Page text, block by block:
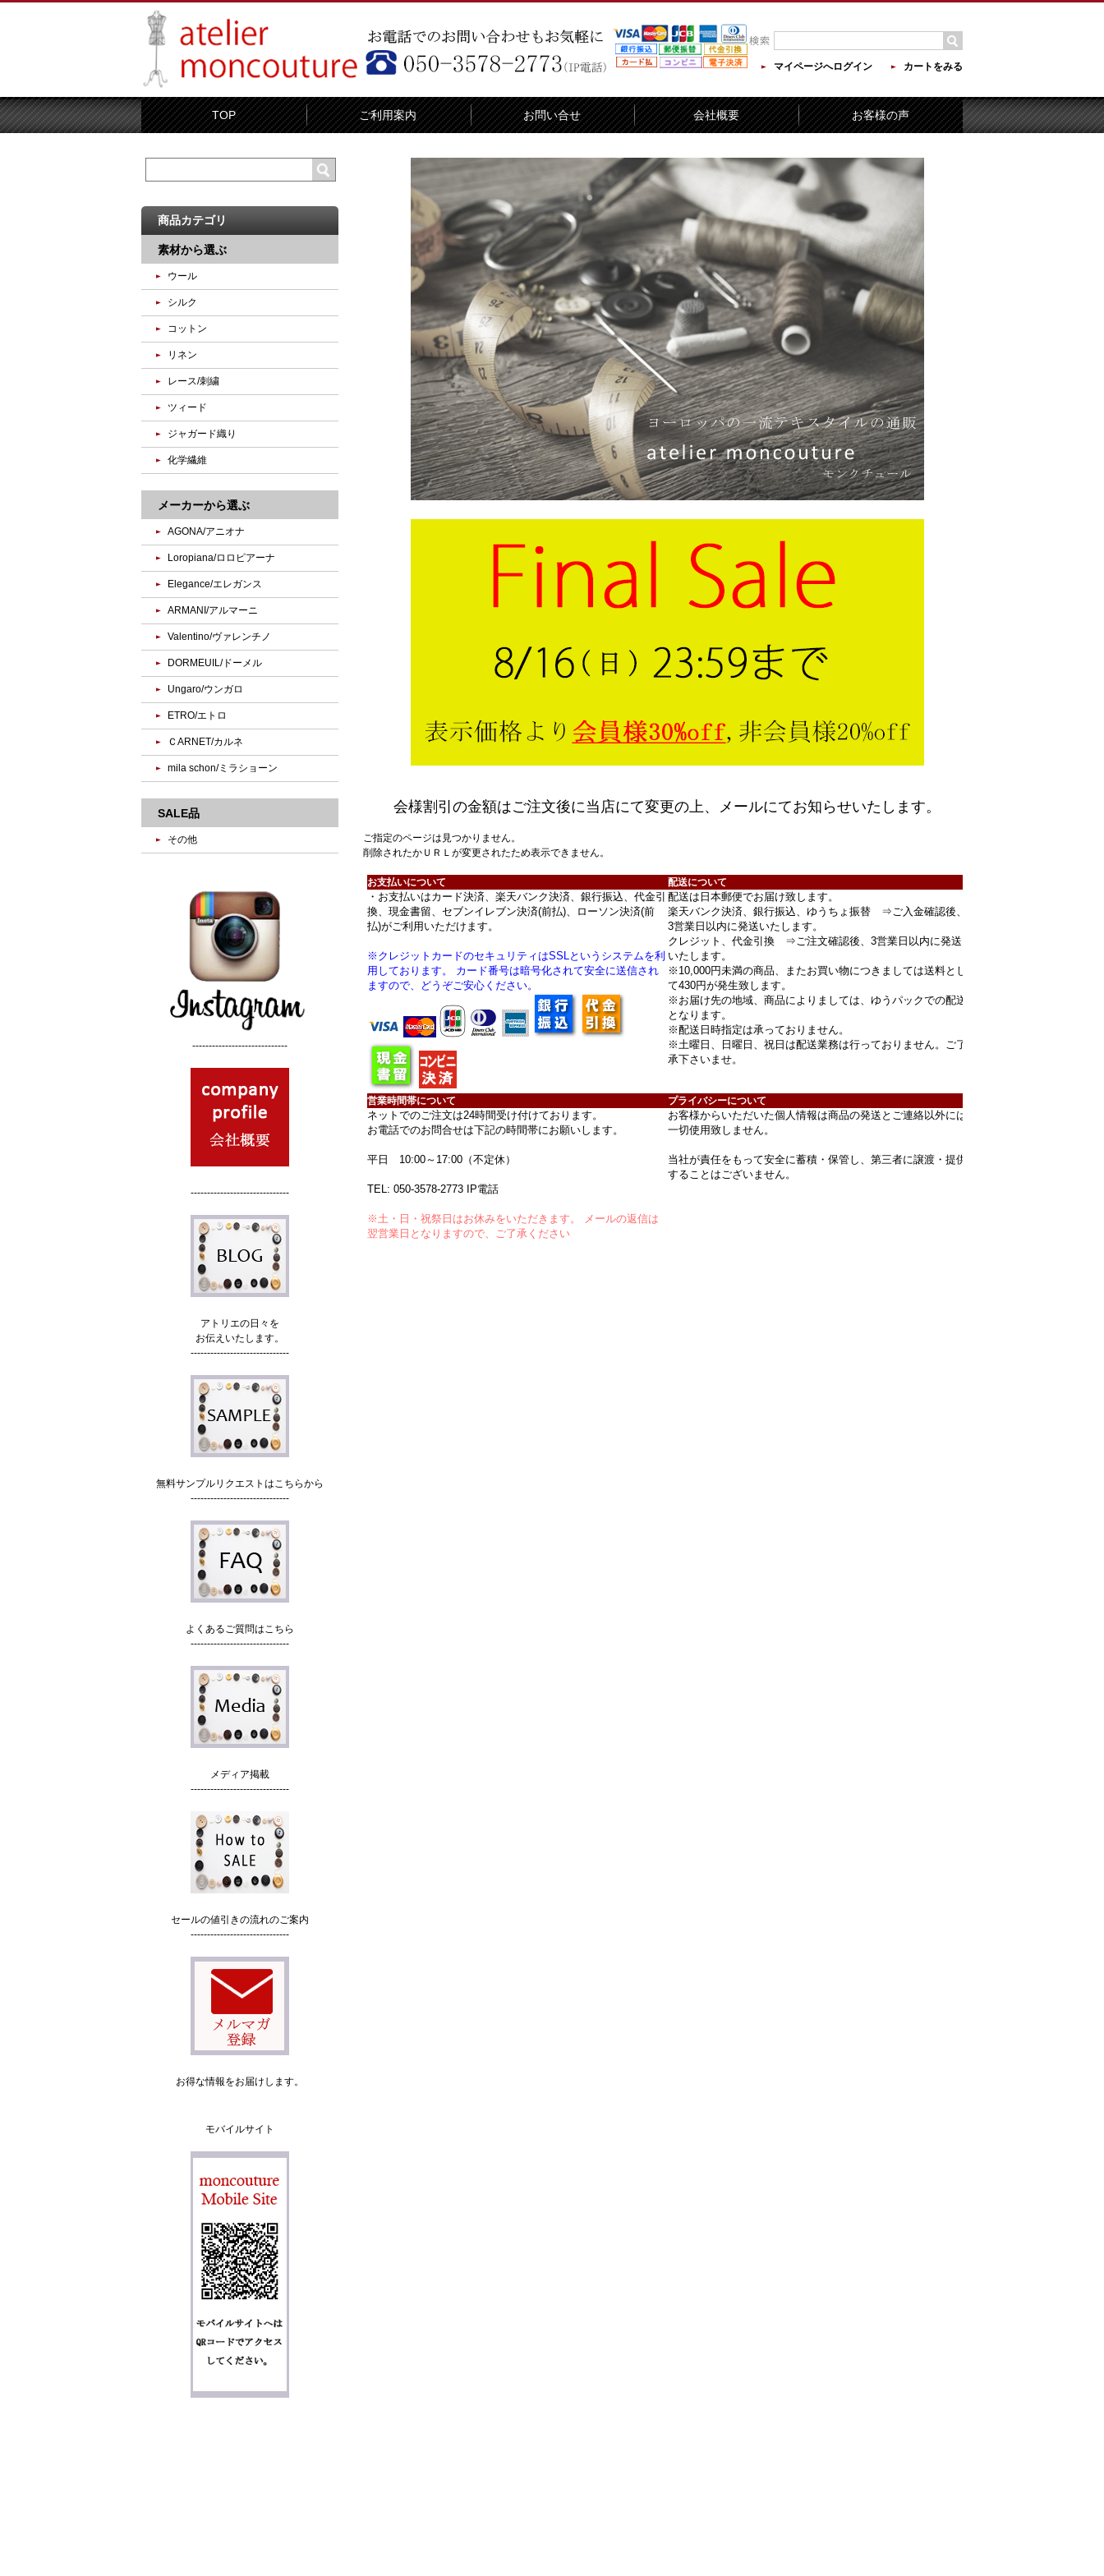
マイページへログイン カートをみる
TOP ご利用案内 お問い合せ 会社概要 お客様の声
会様割引の金額はご注文後に当店にて変更の上、メールにてお知らせいたします。
ご指定のページは見つかりません。
削除されたかＵＲＬが変更されたため表示できません。
お支払いについて 配送について
・お支払いはカード決済、楽天バンク決済、銀行振込、代金引
換、現金書留、セブンイレブン決済(前払)、ローソン決済(前
払)がご利用いただけます。
※クレジットカードのセキュリティはSSLというシステムを利
用しております。 カード番号は暗号化されて安全に送信され
ますので、どうぞご安心ください。
配送は日本郵便でお届け致します。
楽天バンク決済、銀行振込、ゆうちょ振替 ⇒ご入金確認後、
3営業日以内に発送いたします。
クレジット、代金引換 ⇒ご注文確認後、3営業日以内に発送
いたします。
※10,000円未満の商品、またお買い物につきましては送料とし
て430円が発生致します。
※お届け先の地域、商品によりましては、ゆうパックでの配送
となります。
※配送日時指定は承っておりません。
※土曜日、日曜日、祝日は配送業務は行っておりません。ご了
承下さいませ。
営業時間帯について プライバシーについて
ネットでのご注文は24時間受け付けております。
お電話でのお問合せは下記の時間帯にお願いします。
平日 10:00～17:00（不定休）
TEL: 050-3578-2773 IP電話
※土・日・祝祭日はお休みをいただきます。 メールの返信は
翌営業日となりますので、ご了承ください
お客様からいただいた個人情報は商品の発送とご連絡以外には
一切使用致しません。
当社が責任をもって安全に蓄積・保管し、第三者に譲渡・提供
することはございません。
商品カテゴリ
素材から選ぶ
ウール
シルク
コットン
リネン
レース/刺繍
ツィード
ジャガード織り
化学繊維
メーカーから選ぶ
AGONA/アニオナ
Loropiana/ロロピアーナ
Elegance/エレガンス
ARMANI/アルマーニ
Valentino/ヴァレンチノ
DORMEUIL/ドーメル
Ungaro/ウンガロ
ETRO/エトロ
ＣARNET/カルネ
mila schon/ミラショーン
SALE品
その他
-----------------------------
------------------------------
アトリエの日々を
お伝えいたします。
------------------------------
無料サンプルリクエストはこちらから
------------------------------
よくあるご質問はこちら
------------------------------
メディア掲載
------------------------------
セールの値引きの流れのご案内
------------------------------
お得な情報をお届けします。
モバイルサイト